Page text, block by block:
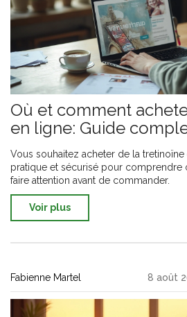
Où et comment
en ligne: Guide
légal
Vous souhaitez acheter de la
pratique et sécurisé pour comprendre
faire attention avant de commander.
Voir plus
Fabienne Martel 8 août